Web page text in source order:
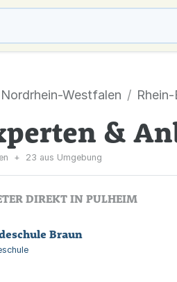
Nordrhein-Westfalen
&
+ 23 aus Umgebung
DIREKT IN PULHEIM
Braun